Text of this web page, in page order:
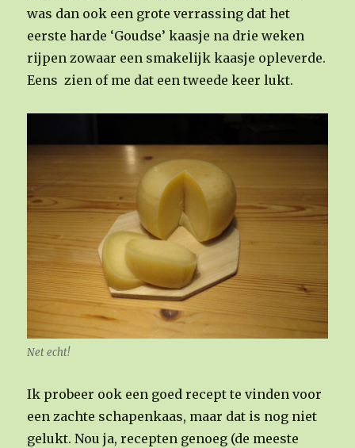
was dan ook een grote verrassing dat het
eerste harde ‘Goudse’ kaasje na drie weken
rijpen zowaar een smakelijk kaasje opleverde.
Eens zien of me dat een tweede keer lukt.
Net echt!
Ik probeer ook een goed recept te vinden voor
een zachte schapenkaas, maar dat is nog niet
gelukt. Nou ja, recepten genoeg (de meeste